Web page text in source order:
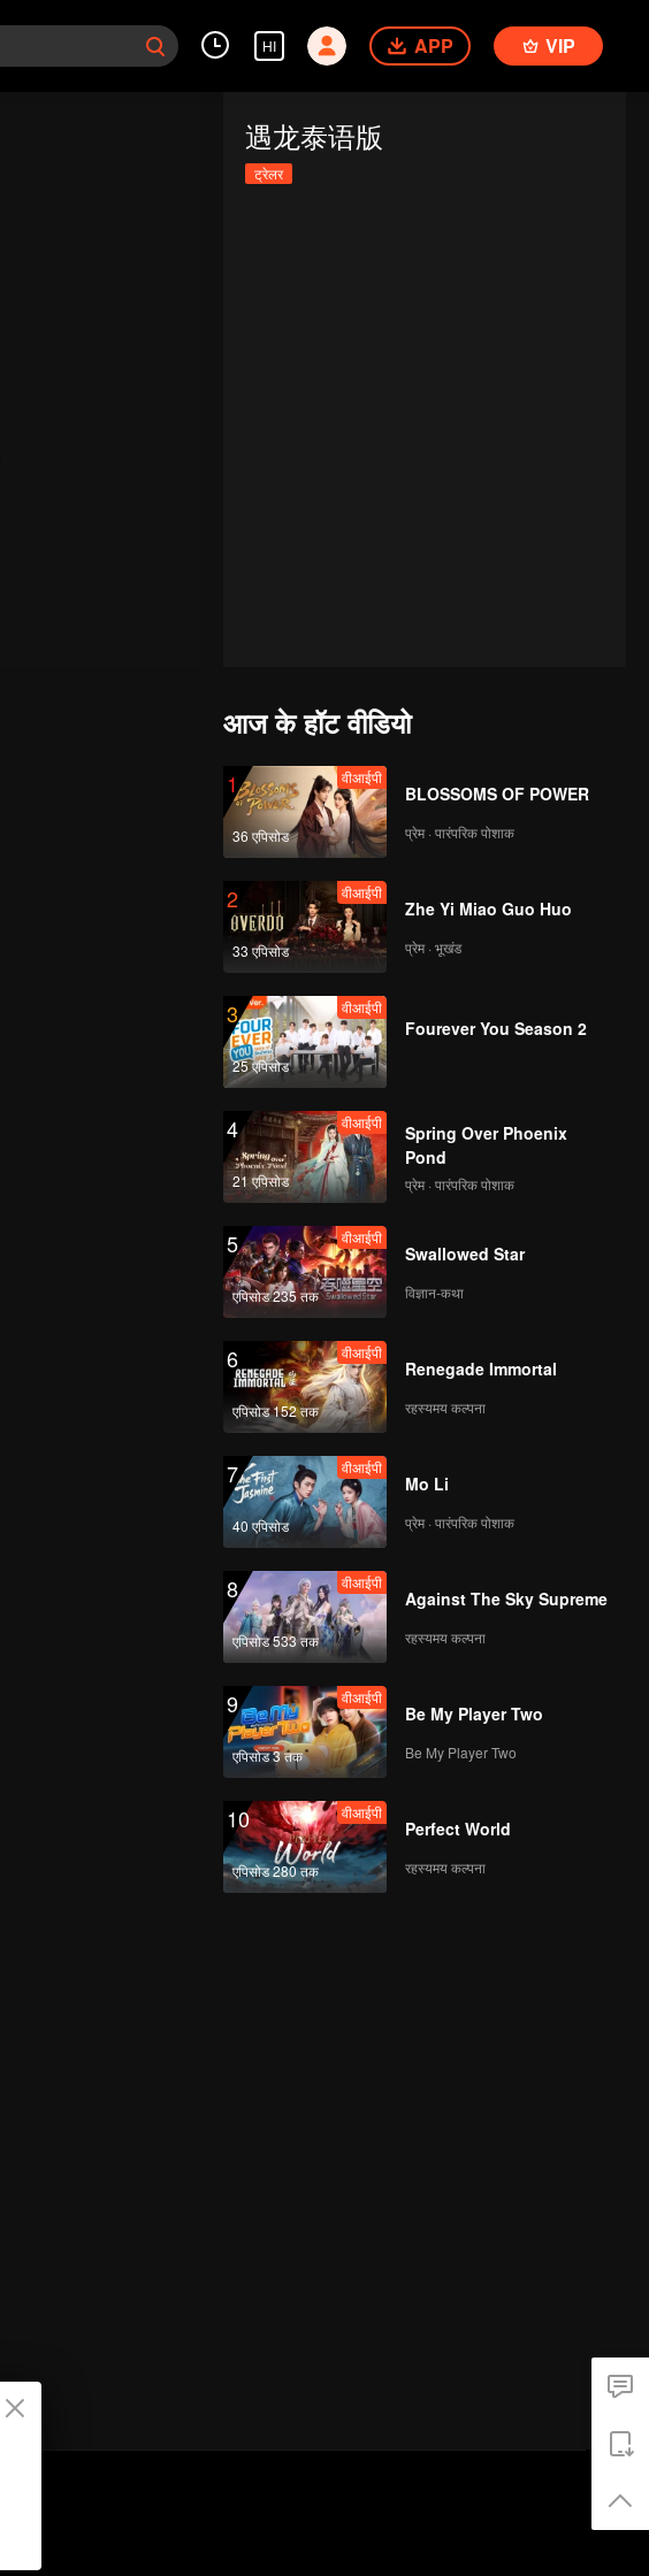
HI APP VIP
遇龙泰语版
ट्रेलर
आज के हॉट वीडियो
1
36 एपिसोड
वीआईपी
BLOSSOMS OF POWER
प्रेम · पारंपरिक पोशाक
2
33 एपिसोड
वीआईपी
Zhe Yi Miao Guo Huo
प्रेम · भूखंड
3
25 एपिसोड
वीआईपी
Fourever You Season 2
4
21 एपिसोड
वीआईपी
Spring Over Phoenix
Pond
प्रेम · पारंपरिक पोशाक
5
एपिसोड 235 तक
वीआईपी
Swallowed Star
विज्ञान-कथा
6
एपिसोड 152 तक
वीआईपी
Renegade Immortal
रहस्यमय कल्पना
7
40 एपिसोड
वीआईपी
Mo Li
प्रेम · पारंपरिक पोशाक
8
एपिसोड 533 तक
वीआईपी
Against The Sky Supreme
रहस्यमय कल्पना
9
एपिसोड 3 तक
वीआईपी
Be My Player Two
Be My Player Two
10
एपिसोड 280 तक
वीआईपी
Perfect World
रहस्यमय कल्पना